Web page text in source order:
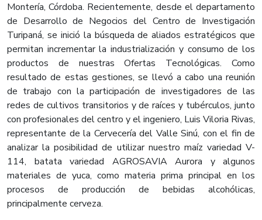
Montería, Córdoba. Recientemente, desde el departamento
de Desarrollo de Negocios del Centro de Investigación
Turipaná, se inició la búsqueda de aliados estratégicos que
permitan incrementar la industrialización y consumo de los
productos de nuestras Ofertas Tecnológicas. Como
resultado de estas gestiones, se llevó a cabo una reunión
de trabajo con la participación de investigadores de las
redes de cultivos transitorios y de raíces y tubérculos, junto
con profesionales del centro y el ingeniero, Luis Viloria Rivas,
representante de la Cervecería del Valle Sinú, con el fin de
analizar la posibilidad de utilizar nuestro maíz variedad V-
114, batata variedad AGROSAVIA Aurora y algunos
materiales de yuca, como materia prima principal en los
procesos de producción de bebidas alcohólicas,
principalmente cerveza.